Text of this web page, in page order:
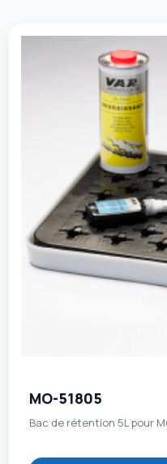
MO-51805
Bac de rétention 5L pour